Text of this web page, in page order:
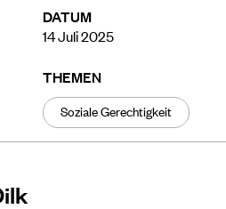
DATUM
14 Juli 2025
THEMEN
Soziale Gerechtigkeit